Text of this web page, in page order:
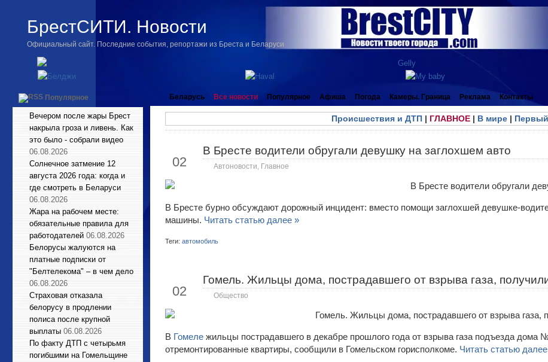
БрестСИТИ. Новости
Официальный сайт. Последние события, репортажи из Бреста и Беларуси
Популярное
Вечером после жары Брест
накрыла гроза и ливень. Как
это было - собрали видео
06.08.2026
Солнечное затмение 12
августа 2026 года: когда и
где смотреть в Беларуси
06.08.2026
Жара на рабочем месте:
обязательные правила для
работодателей 06.08.2026
Белорусы жалуются на
платные подписки от
"Белтелекома" – в чем дело
06.08.2026
Страховая отказала
белорусу в продлении
полиса после крупной
выплаты 06.08.2026
По факту ДТП с четырьмя
погибшими на Гомельщине
Беларусь Все новости Популярное Афиша Погода Камеры. Граница Реклама Контакты
Происшествия и ДТП| ГЛАВНОЕ| В мире|
02
В Бресте водители обругали девушку на заглохшем авто
Автоновости Главное
В Бресте бурно обсуждают дорожный инцидент: вместо помощи заглохшей девушке-
машины. Читать статью далее »
Теги: автомобиль
02
Гомель. Жильцы дома, пострадавшего от взрыва газа,
Общество
В Гомеле жильцы пострадавшего в декабре прошлого года от взрыва газа подъезда
отремонтированные квартиры, сообщили в Гомельском горисполкоме. Читать статью